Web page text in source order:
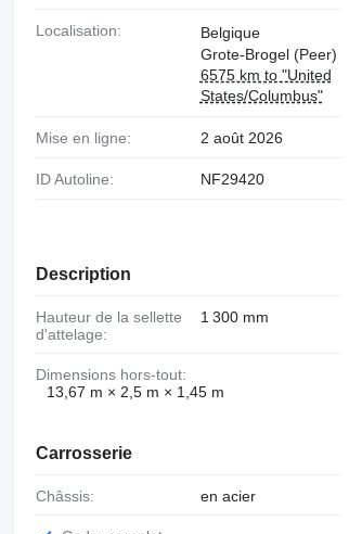
Localisation:
Belgique
Grote-Brogel (Peer)
6575 km to "United
States/Columbus"
Mise en ligne: 2 août 2026
ID Autoline: NF29420
Description
Hauteur de la sellette
d'attelage:
1 300 mm
Dimensions hors-tout:
13,67 m × 2,5 m × 1,45 m
Carrosserie
Châssis: en acier